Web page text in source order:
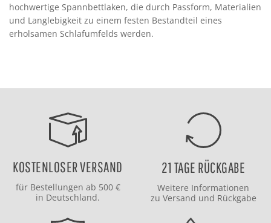
hochwertige Spannbettlaken, die durch Passform, Materialien
und Langlebigkeit zu einem festen Bestandteil eines
erholsamen Schlafumfelds werden.
KOSTENLOSER VERSAND
für Bestellungen ab 500 €
in Deutschland.
21 TAGE RÜCKGABE
Weitere Informationen
zu Versand und Rückgabe